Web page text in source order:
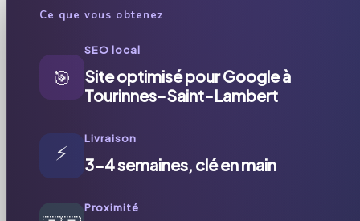
Ce que vous obtenez
🎯
SEO local
Site optimisé pour Google à
Tourinnes-Saint-Lambert
⚡
Livraison
3-4 semaines, clé en main
Proximité